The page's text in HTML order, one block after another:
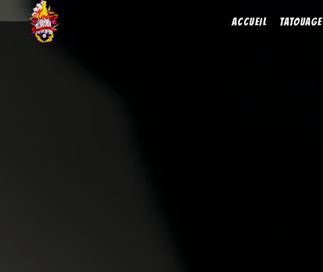
ACCUEIL TATOUAGE
Panneau de gestion des cookies